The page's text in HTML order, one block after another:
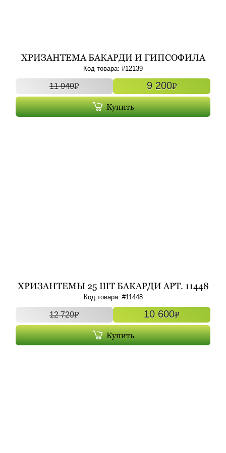
ХРИЗАНТЕМА БАКАРДИ И ГИПСОФИЛА
(15+5) АРТ. 12139
Код товара: #12139
11 040P 9 200P
Купить
ХРИЗАНТЕМЫ 25 ШТ БАКАРДИ АРТ. 11448
УНО
Код товара: #11448
12 720P 10 600P
Купить